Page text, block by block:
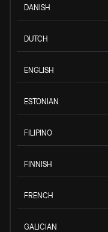
DANISH
DUTCH
ENGLISH
ESTONIAN
FILIPINO
FINNISH
FRENCH
GALICIAN